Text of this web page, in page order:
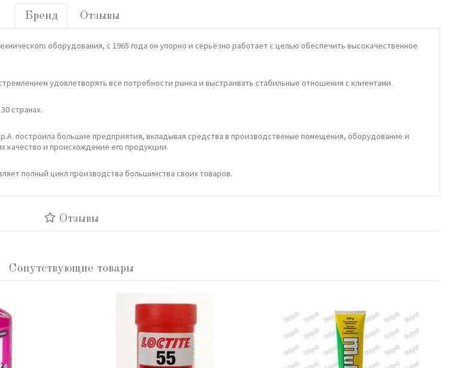
Бренд Отзывы
оборудования, с 1965 года он упорно и серьёзно работает с целью обеспечить высокачественное
удовлетворять все потребности рынка и выстраивать стабильные отношения с клиентами.
странах.
построила большие предприятия, вкладывая средства в производственые помещения, оборудование и
качество и происхождение его продукции.
ляетполный цикл производства большинства своихтоваров.
Отзывы
Сопутствующие товары